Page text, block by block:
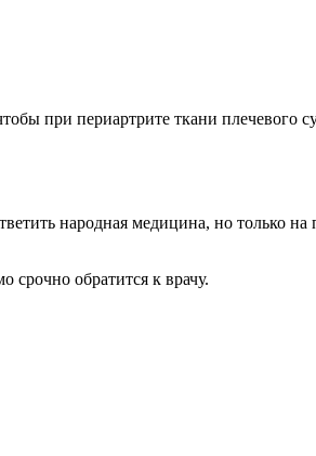
при периартрите ткани плечевого
народная медицина, но только на
срочно обратится к врачу.